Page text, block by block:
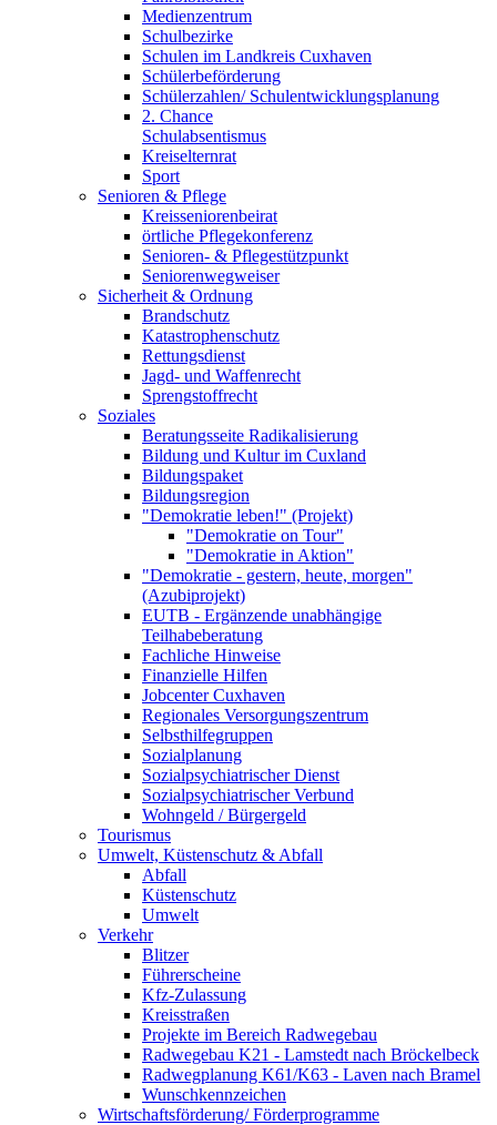
Medienzentrum
Schulbezirke
Schulen im Landkreis Cuxhaven
Schülerbeförderung
Schülerzahlen/ Schulentwicklungsplanung
2. Chance
Schulabsentismus
Kreiselternrat
Sport
Senioren & Pflege
Kreisseniorenbeirat
örtliche Pflegekonferenz
Senioren- & Pflegestützpunkt
Seniorenwegweiser
Sicherheit & Ordnung
Brandschutz
Katastrophenschutz
Rettungsdienst
Jagd- und Waffenrecht
Sprengstoffrecht
Soziales
Beratungsseite Radikalisierung
Bildung und Kultur im Cuxland
Bildungspaket
Bildungsregion
"Demokratie leben!" (Projekt)
"Demokratie on Tour"
"Demokratie in Aktion"
"Demokratie - gestern, heute, morgen"
(Azubiprojekt)
EUTB - Ergänzende unabhängige
Teilhabeberatung
Fachliche Hinweise
Finanzielle Hilfen
Jobcenter Cuxhaven
Regionales Versorgungszentrum
Selbsthilfegruppen
Sozialplanung
Sozialpsychiatrischer Dienst
Sozialpsychiatrischer Verbund
Wohngeld / Bürgergeld
Tourismus
Umwelt, Küstenschutz & Abfall
Abfall
Küstenschutz
Umwelt
Verkehr
Blitzer
Führerscheine
Kfz-Zulassung
Kreisstraßen
Projekte im Bereich Radwegebau
Radwegebau K21 - Lamstedt nach Bröckelbeck
Radwegplanung K61/K63 - Laven nach Bramel
Wunschkennzeichen
Wirtschaftsförderung/ Förderprogramme